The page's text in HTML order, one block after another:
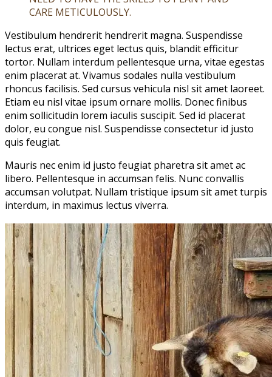
CARE METICULOUSLY.
Vestibulum hendrerit hendrerit magna. Suspendisse
lectus erat, ultrices eget lectus quis, blandit efficitur
tortor. Nullam interdum pellentesque urna, vitae egestas
enim placerat at. Vivamus sodales nulla vestibulum
rhoncus facilisis. Sed cursus vehicula nisl sit amet laoreet.
Etiam eu nisl vitae ipsum ornare mollis. Donec finibus
enim sollicitudin lorem iaculis suscipit. Sed id placerat
dolor, eu congue nisl. Suspendisse consectetur id justo
quis feugiat.
Mauris nec enim id justo feugiat pharetra sit amet ac
libero. Pellentesque in accumsan felis. Nunc convallis
accumsan volutpat. Nullam tristique ipsum sit amet turpis
interdum, in maximus lectus viverra.